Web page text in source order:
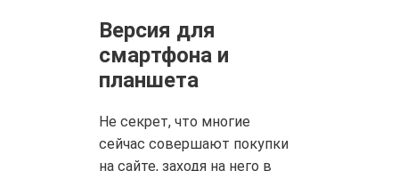
Версия для
смартфона и
планшета
Не секрет, что многие
сейчас совершают покупки
на сайте, заходя на него в